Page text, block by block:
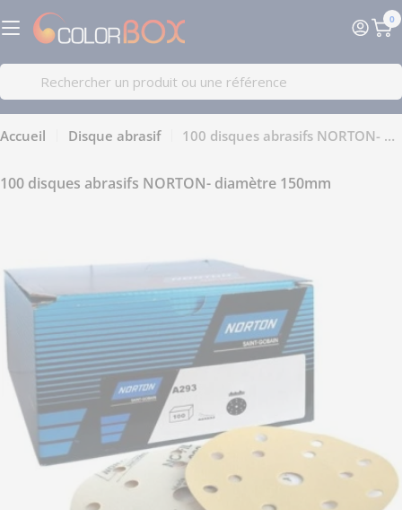
Passer
au
Recherche
0
Accueil Disque abrasif 100 disques abrasifs NORTON- diamètre 150mm
100 disques abrasifs NORTON- diamètre 150mm
informations
produit
le média 0 en mode modal